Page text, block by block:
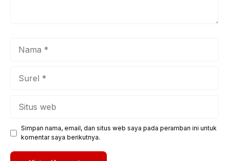
Simpan nama, email, dan situs web saya pada peramban ini untuk
komentar saya berikutnya.